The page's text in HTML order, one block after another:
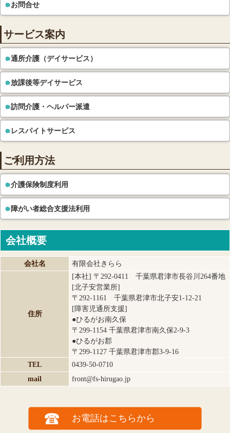
お問合せ
サービス案内
通所介護（デイサービス）
放課後等デイサービス
訪問介護・ヘルパー派遣
レスパイトサービス
ご利用方法
介護保険制度利用
障がい者総合支援法利用
会社概要
会社名 有限会社きらら
住所
[本社] 〒292-0411 千葉県君津市長谷川264番地
[北子安営業所]
〒292-1161 千葉県君津市北子安1-12-21
[障害児通所支援]
●ひるがお南久保
〒299-1154 千葉県君津市南久保2-9-3
●ひるがお郡
〒299-1127 千葉県君津市郡3-9-16
TEL
0439-50-0710
mail
front@fs-hirugao.jp
お電話はこちらから